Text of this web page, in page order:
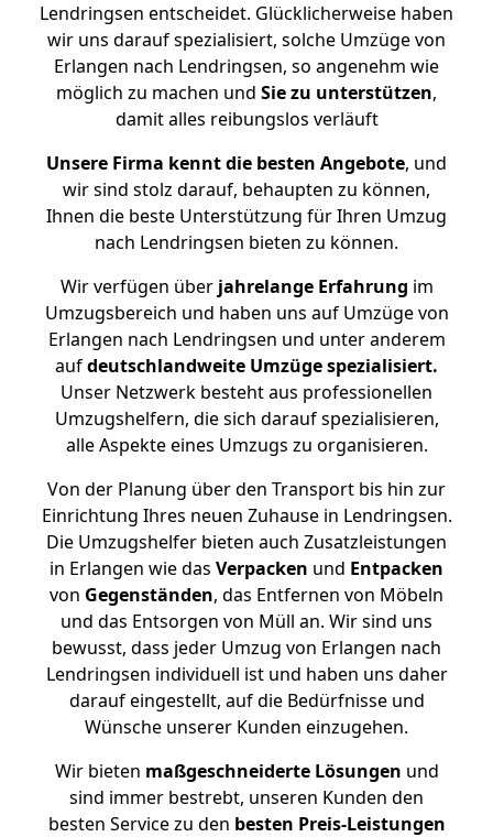
Lendringsen entscheidet. Glücklicherweise haben
wir uns darauf spezialisiert, solche Umzüge von
Erlangen nach Lendringsen, so angenehm wie
möglich zu machen und Sie zu unterstützen,
damit alles reibungslos verläuft
Unsere Firma kennt die besten Angebote, und
wir sind stolz darauf, behaupten zu können,
Ihnen die beste Unterstützung für Ihren Umzug
nach Lendringsen bieten zu können.
Wir verfügen überjahrelange Erfahrung im
Umzugsbereich und haben uns auf Umzüge von
Erlangen nach Lendringsen und unter anderem
aufdeutschlandweite Umzüge spezialisiert.
Unser Netzwerk besteht aus professionellen
Umzugshelfern, die sich darauf spezialisieren,
alle Aspekte eines Umzugs zu organisieren.
Von der Planung über den Transport bis hin zur
Einrichtung Ihres neuen Zuhause in Lendringsen.
Die Umzugshelfer bieten auch Zusatzleistungen
in Erlangen wie das Verpacken und Entpacken
von Gegenständen, das Entfernen von Möbeln
und das Entsorgen von Müll an. Wir sind uns
bewusst, dass jeder Umzug von Erlangen nach
Lendringsen individuell ist und haben uns daher
darauf eingestellt, auf die Bedürfnisse und
Wünsche unserer Kunden einzugehen.
Wir bieten maßgeschneiderte Lösungen und
sind immer bestrebt, unseren Kunden den
besten Service zu den besten Preis-Leistungen